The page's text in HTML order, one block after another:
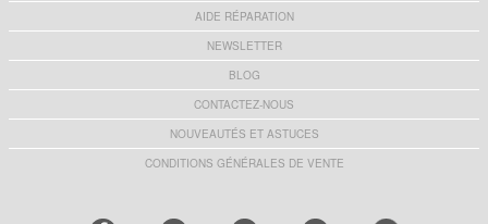
AIDE RÉPARATION
NEWSLETTER
BLOG
CONTACTEZ-NOUS
NOUVEAUTÉS ET ASTUCES
CONDITIONS GÉNÉRALES DE VENTE